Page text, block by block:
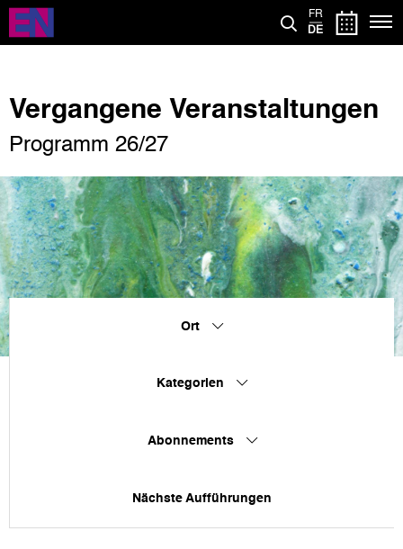
Direkt
zum
Inhalt
FR
DE
Vergangene Veranstaltungen
Programm 26/27
Ort
Kategorien
Abonnements
Nächste Aufführungen